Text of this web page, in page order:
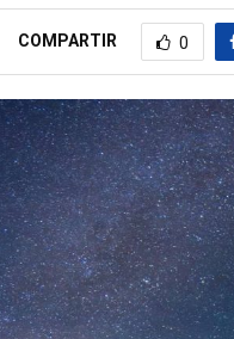
COMPARTIR 0